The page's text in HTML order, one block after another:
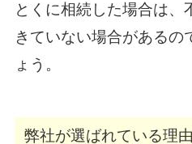
とくに相続した場合は、
きていない場合があるの
ょう。
弊社が選ばれている理由